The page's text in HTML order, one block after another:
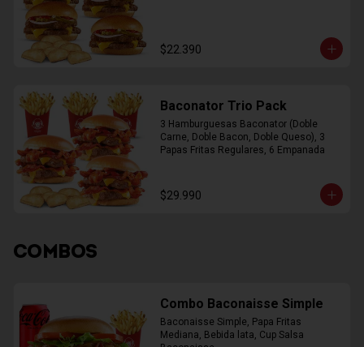
$22.390
Baconator Trio Pack
3 Hamburguesas Baconator (Doble
Carne, Doble Bacon, Doble Queso), 3
Papas Fritas Regulares, 6 Empanada
$29.990
COMBOS
Combo Baconaisse Simple
Baconaisse Simple, Papa Fritas
Mediana, Bebida lata, Cup Salsa